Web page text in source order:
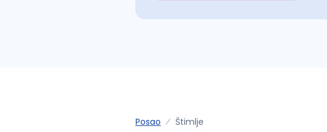
Posao Štimlje